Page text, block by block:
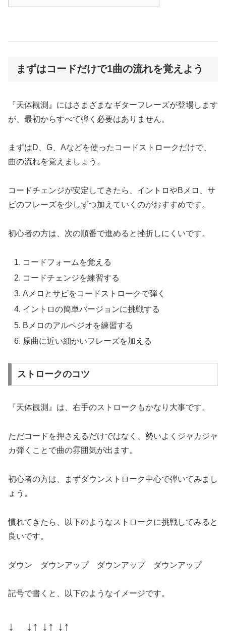
まずはコードだけで1曲の流れを覚えよう
『天体観測』にはさまざまなギターフレーズが登場します
が、最初からすべて弾く必要はありません。
まずはD、G、Aなどを使ったコードストロークだけで、
曲の流れを覚えましょう。
コードチェンジが安定してきたら、イントロやBメロ、サ
ビのフレーズを少しずつ加えていくのがおすすめです。
初心者の方は、次の順番で進めると挫折しにくいです。
コードフォームを覚える
コードチェンジを練習する
Aメロとサビをコードストロークで弾く
イントロの簡単バージョンに挑戦する
Bメロのアルペジオを練習する
原曲に近い細かいフレーズを加える
ストロークのコツ
『天体観測』は、右手のストロークもかなり大事です。
ただコードを押さえるだけではなく、勢いよくジャカジャ
カ弾くことで曲の雰囲気が出ます。
初心者の方は、まずダウンストローク中心で弾いてみまし
ょう。
慣れてきたら、以下のようなストロークに挑戦してみると
良いです。
ダウン ダウンアップ ダウンアップ ダウンアップ
記号で書くと、以下のようなイメージです。
↓ ↓↑ ↓↑ ↓↑